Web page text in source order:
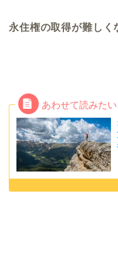
永住権の取得が難しく